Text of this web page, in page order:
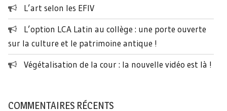
L’art selon les EFIV
L’option LCA Latin au collège : une porte ouverte
sur la culture et le patrimoine antique !
Végétalisation de la cour : la nouvelle vidéo est là !
COMMENTAIRES RÉCENTS